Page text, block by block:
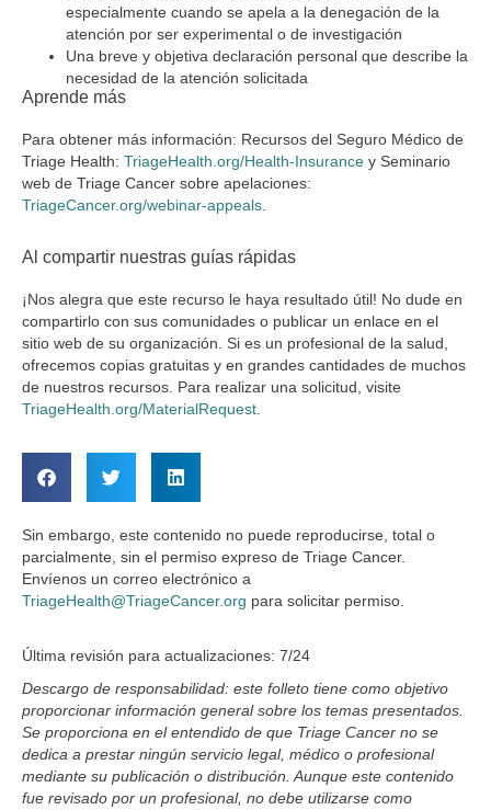
especialmente cuando se apela a la denegación de la
atención por ser experimental o de investigación
Una breve y objetiva declaración personal que describe la
necesidad de la atención solicitada
Aprende más
Para obtener más información: Recursos del Seguro Médico de
Triage Health: TriageHealth.org/Health-Insurance y Seminario
web de Triage Cancer sobre apelaciones:
TriageCancer.org/webinar-appeals
Al compartir nuestras guías rápidas
¡Nos alegra que este recurso le haya resultado útil! No dude en
compartirlo con sus comunidades o publicar un enlace en el
sitio web de su organización. Si es un profesional de la salud,
ofrecemos copias gratuitas y en grandes cantidades de muchos
de nuestros recursos. Para realizar una solicitud, visite
TriageHealth.org/MaterialRequest
Sin embargo, este contenido no puede reproducirse, total o
parcialmente, sin el permiso expreso de Triage Cancer.
Envíenos un correo electrónico a
TriageHealth@TriageCancer.org para solicitar permiso.
Última revisión para actualizaciones: 7/24
Descargo de responsabilidad: este folleto tiene como objetivo
proporcionar información general sobre los temas presentados.
Se proporciona en el entendido de que Triage Cancer no se
dedica a prestar ningún servicio legal, médico o profesional
mediante su publicación o distribución. Aunque este contenido
fue revisado por un profesional, no debe utilizarse como